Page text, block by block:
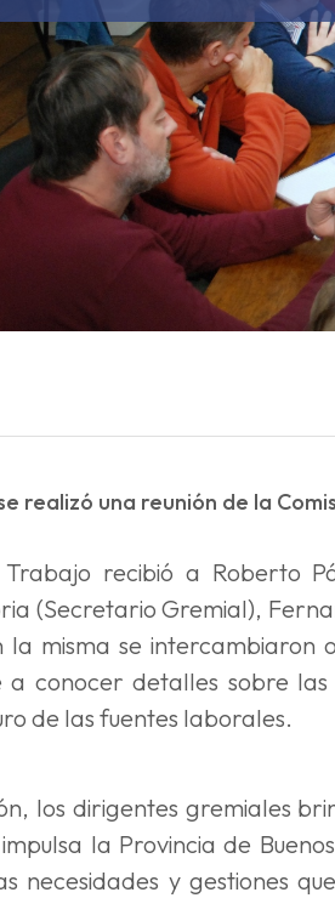
se realizó una reunión de la
recibió a Roberto
(Secretario Gremial),
la misma se
a conocer detalles sobre
de las fuentes laborales.
los dirigentes gremiales
la Provincia de
necesidades y gestiones